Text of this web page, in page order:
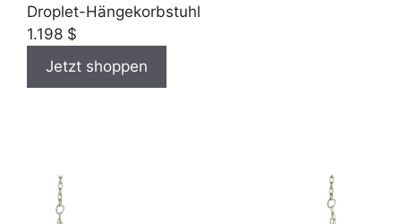
Droplet-Hängekorbstuhl
1.198 $
Jetzt shoppen